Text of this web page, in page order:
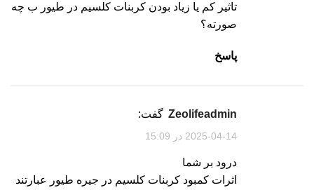
تاثیر کم یا زیاد بودن کربنات کلسیم در طیور ب چه
صورته؟
پاسخ
zeolifeadmin گفت:
2025-04-14 در 15:09
درود بر شما
اثرات کمبود کربنات کلسیم در جیره طیور عبارتند